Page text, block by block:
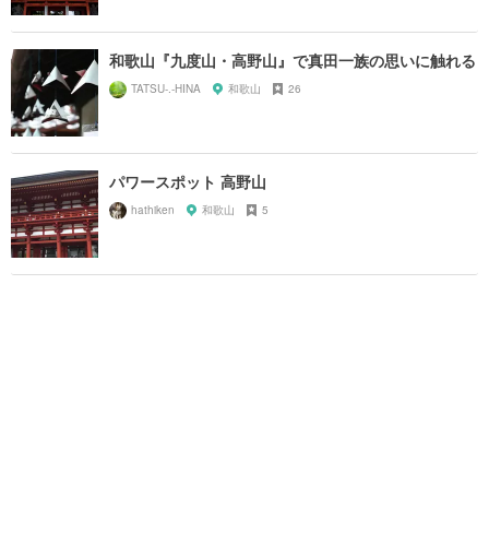
和歌山『九度山・高野山』で真田一族の思いに触れる
TATSU-.-HINA 和歌山 26
パワースポット 高野山
hathiken 和歌山 5